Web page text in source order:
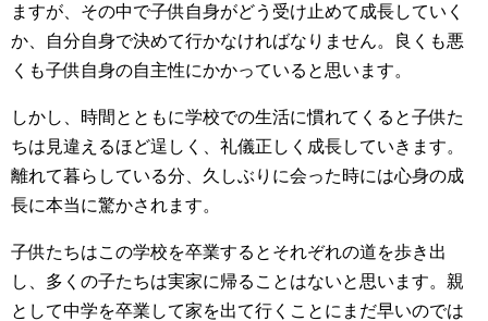
ますが、その中で子供自身がどう受け止めて成長していく
か、自分自身で決めて行かなければなりません。良くも悪
くも子供自身の自主性にかかっていると思います。
しかし、時間とともに学校での生活に慣れてくると子供た
ちは見違えるほど逞しく、礼儀正しく成長していきます。
離れて暮らしている分、久しぶりに会った時には心身の成
長に本当に驚かされます。
子供たちはこの学校を卒業するとそれぞれの道を歩き出
し、多くの子たちは実家に帰ることはないと思います。親
として中学を卒業して家を出て行くことにまだ早いのでは